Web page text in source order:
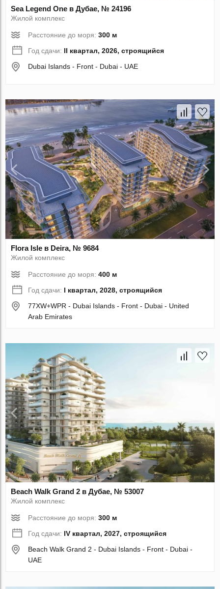
Sea Legend One в Дубае, № 24196
Жилой комплекс
Расстояние до моря:300 м
Год сдачи: II квартал, 2026, строящийся
Dubai Islands - Front - Dubai - UAE
Flora Isle в Deira, № 9684
Жилой комплекс
Расстояние до моря:400 м
Год сдачи: I квартал, 2028, строящийся
77XW+WPR - Dubai Islands - Front - Dubai - United
Arab Emirates
Beach Walk Grand 2 в Дубае, № 53007
Жилой комплекс
Расстояние до моря:300 м
Год сдачи: IV квартал, 2027, строящийся
Beach Walk Grand 2 - Dubai Islands - Front - Dubai -
UAE